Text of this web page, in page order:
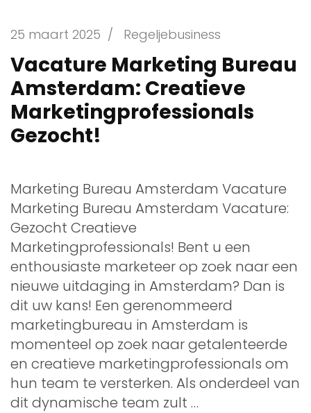
25 maart 2025 / Regeljebusiness
Vacature Marketing Bureau
Amsterdam: Creatieve
Marketingprofessionals
Gezocht!
Marketing Bureau Amsterdam Vacature
Marketing Bureau Amsterdam Vacature:
Gezocht Creatieve
Marketingprofessionals! Bent u een
enthousiaste marketeer op zoek naar een
nieuwe uitdaging in Amsterdam? Dan is
dit uw kans! Een gerenommeerd
marketingbureau in Amsterdam is
momenteel op zoek naar getalenteerde
en creatieve marketingprofessionals om
hun team te versterken. Als onderdeel van
dit dynamische team zult …